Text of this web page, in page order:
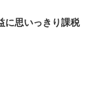
に思いっきり課税